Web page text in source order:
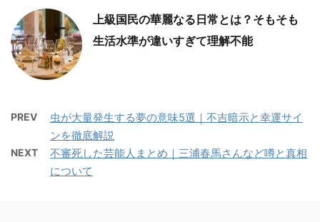
上級国民の華麗なる日常とは？そもそも
生活水準が違いすぎて理解不能
PREV
虫が大量発生する夢の意味5選｜不吉暗示と幸運サイ
ンを徹底解説
NEXT
不審死した芸能人まとめ｜三浦春馬さんなど噂と真相
について